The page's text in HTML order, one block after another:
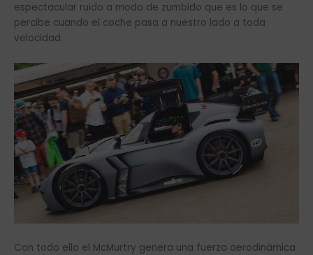
espectacular ruido a modo de zumbido que es lo que se
percibe cuando el coche pasa a nuestro lado a toda
velocidad.
Con todo ello el McMurtry genera una fuerza aerodinámica